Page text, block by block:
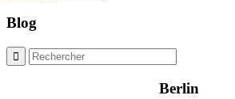
Blog
Berlin